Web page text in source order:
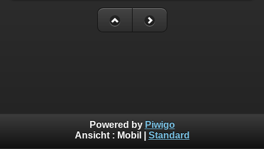
Powered by Piwigo
Ansicht : Mobil Standard